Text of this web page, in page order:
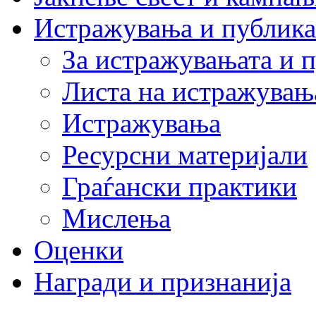
Истражувања и
За истражувањата и
Листа на
Истражувања
Ресурсни материјали
Граѓански практики
Мислења
Оценки
Награди и признанија